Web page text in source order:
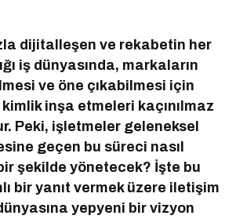
dijitalleşen ve rekabetin her
iş dünyasında, markaların
ve öne çıkabilmesi için
inşa etmeleri kaçınılmaz
Peki, işletmeler geleneksel
geçen bu süreci nasıl
şekilde yönetecek? İşte bu
bir yanıt vermek üzere iletişim
yepyeni bir vizyon